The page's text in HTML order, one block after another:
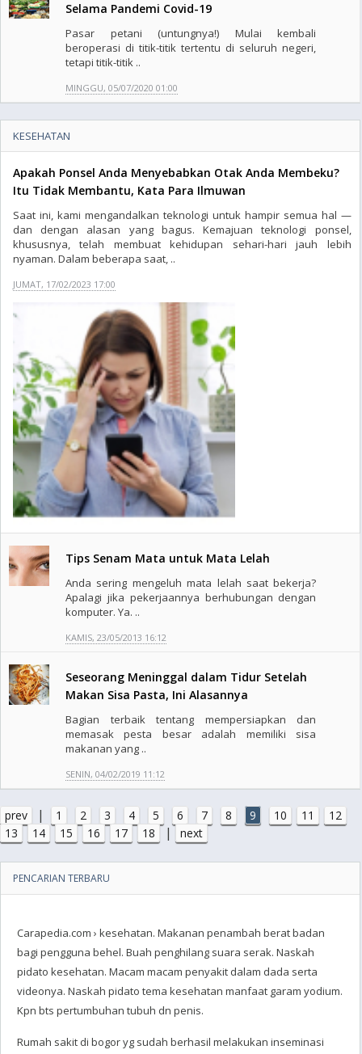
Selama Pandemi Covid-19
Pasar petani (untungnya!) Mulai kembali
beroperasi di titik-titik tertentu di seluruh negeri,
tetapi titik-titik ..
MINGGU, 05/07/2020 01:00
KESEHATAN
Apakah Ponsel Anda Menyebabkan Otak Anda Membeku?
Itu Tidak Membantu, Kata Para Ilmuwan
Saat ini, kami mengandalkan teknologi untuk hampir semua hal —
dan dengan alasan yang bagus. Kemajuan teknologi ponsel,
khususnya, telah membuat kehidupan sehari-hari jauh lebih
nyaman. Dalam beberapa saat, ..
JUMAT, 17/02/2023 17:00
Tips Senam Mata untuk Mata Lelah
Anda sering mengeluh mata lelah saat bekerja?
Apalagi jika pekerjaannya berhubungan dengan
komputer. Ya. ..
KAMIS, 23/05/2013 16:12
Seseorang Meninggal dalam Tidur Setelah
Makan Sisa Pasta, Ini Alasannya
Bagian terbaik tentang mempersiapkan dan
memasak pesta besar adalah memiliki sisa
makanan yang ..
SENIN, 04/02/2019 11:12
prev | 1 2 3 4 5 6 7 8 9 10 11
12
13
14 15 16 17 18 | next
PENCARIAN TERBARU
Carapedia.com › kesehatan‎. Makanan penambah berat badan
bagi pengguna behel. Buah penghilang suara serak. Naskah
pidato kesehatan. Macam macam penyakit dalam dada serta
videonya. Naskah pidato tema kesehatan manfaat garam yodium.
Kpn bts pertumbuhan tubuh dn penis.
Rumah sakit di bogor yg sudah berhasil melakukan inseminasi